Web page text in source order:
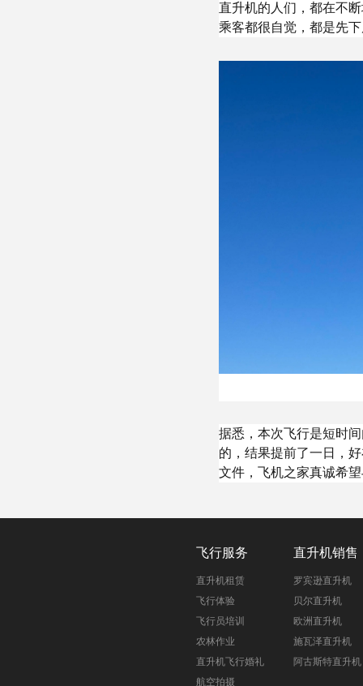
直升机的人们，都在不
乘客都很自觉，都是先
据悉，本次飞行是短时
的，结果提前了一日，
文件，飞机之家真诚希
飞行服务
直升机租赁
飞行体验
飞行员培训
农林作业
直升机飞行婚礼
航空拍摄
直升机销售
罗宾逊直升机
贝尔直升机
欧洲直升机
施瓦泽直升机
阿古斯特直升机